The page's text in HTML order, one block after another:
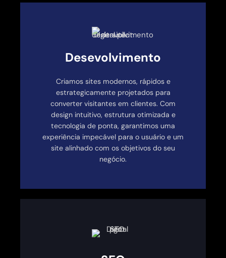
Desevolvimento
Criamos sites modernos, rápidos e
estrategicamente projetados para
converter visitantes em clientes. Com
design intuitivo, estrutura otimizada e
tecnologia de ponta, garantimos uma
experiência impecável para o usuário e um
site alinhado com os objetivos do seu
negócio.